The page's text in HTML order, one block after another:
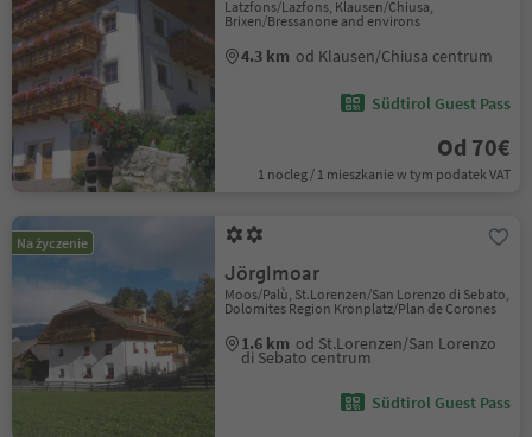
Latzfons/Lazfons, Klausen/Chiusa,
Brixen/Bressanone and environs
4.3 km od Klausen/Chiusa centrum
Südtirol Guest Pass
Od 70€
1 nocleg / 1 mieszkanie w tym podatek VAT
Na życzenie
Jörglmoar
Moos/Palù, St.Lorenzen/San Lorenzo di Sebato,
Dolomites Region Kronplatz/Plan de Corones
1.6 km od St.Lorenzen/San Lorenzo
di Sebato centrum
Südtirol Guest Pass